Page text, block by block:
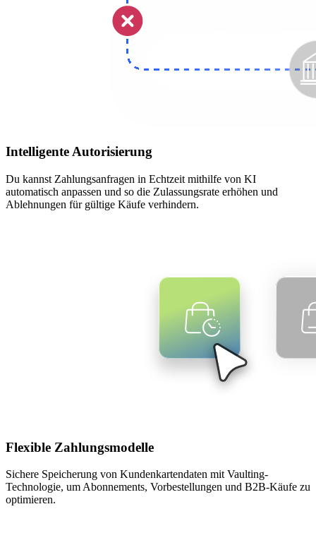
Intelligente Autorisierung
Du kannst Zahlungsanfragen in Echtzeit mithilfe von KI
automatisch anpassen und so die Zulassungsrate erhöhen und
Ablehnungen für gültige Käufe verhindern.
Flexible Zahlungsmodelle
Sichere Speicherung von Kundenkartendaten mit Vaulting-
Technologie, um Abonnements, Vorbestellungen und B2B-Käufe zu
optimieren.